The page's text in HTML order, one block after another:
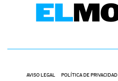
AVISO LEGAL POLÍTICA DE PRIVACIDAD